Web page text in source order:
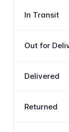
In Transit
Out for
Delivered
Returned